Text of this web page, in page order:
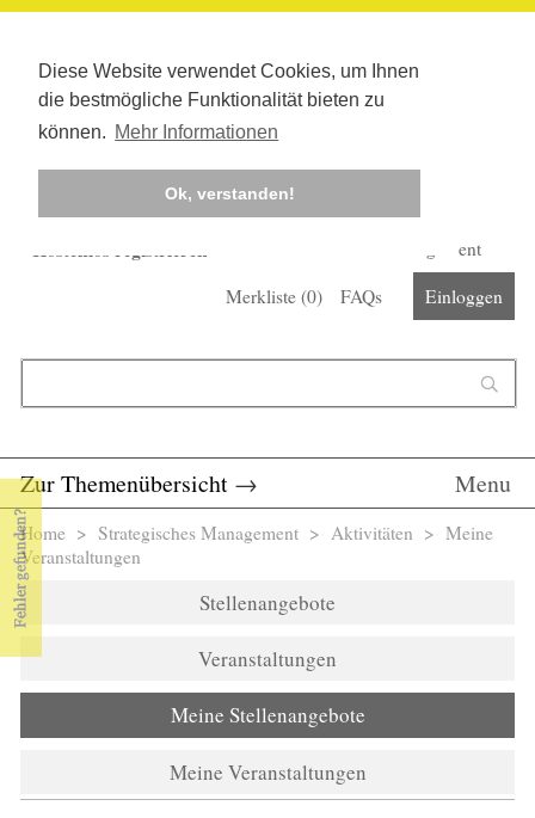
Diese Website verwendet Cookies, um Ihnen
die bestmögliche Funktionalität bieten zu
können. Mehr Informationen
Ok, verstanden!
Kostenlos registrieren
Corona-Management
Merkliste (0) FAQs Einloggen
Zur Themenübersicht → Menu
Sie sind hier
Home > Strategisches Management > Aktivitäten > Meine
Veranstaltungen
Stellenangebote
Veranstaltungen
Meine Stellenangebote
Meine Veranstaltungen